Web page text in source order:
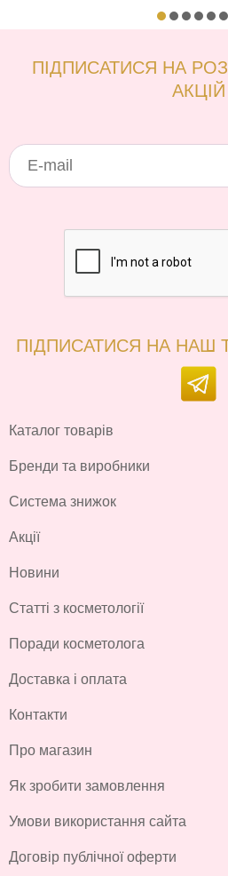
ПІДПИСАТИСЯ НА
АКЦІЙ
ПІДПИСАТИСЯ НА НАШ
Каталог товарів
Бренди та виробники
Система знижок
Акції
Новини
Статті з косметології
Поради косметолога
Доставка і оплата
Контакти
Про магазин
Як зробити замовлення
Умови використання сайта
Договір публічної оферти